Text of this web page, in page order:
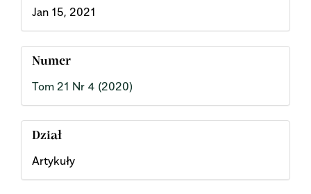
Jan 15, 2021
Numer
Tom 21 Nr 4 (2020)
Dział
Artykuły